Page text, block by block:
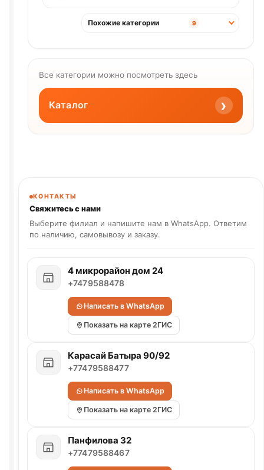
Похожие категории 9
Все категории можно посмотреть здесь
Каталог ›
КОНТАКТЫ
Свяжитесь с нами
Выберите филиал и напишите нам в WhatsApp. Ответим
по наличию, самовывозу и заказу.
4 микрорайон дом 24
+7479588478
Написать в WhatsApp
Показать на карте 2ГИС
Карасай Батыра 90/92
+77479588477
Написать в WhatsApp
Показать на карте 2ГИС
Панфилова 32
+77479588467